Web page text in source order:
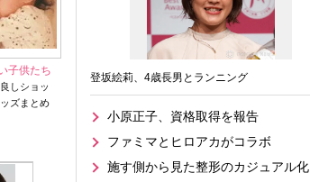
子供たち
しショッ
ズまとめ
登坂絵莉、4歳長男とランニング
小原正子、資格取得を報告
ファミマとヒロアカがコラボ
施す側から見た整形のカジュアル化